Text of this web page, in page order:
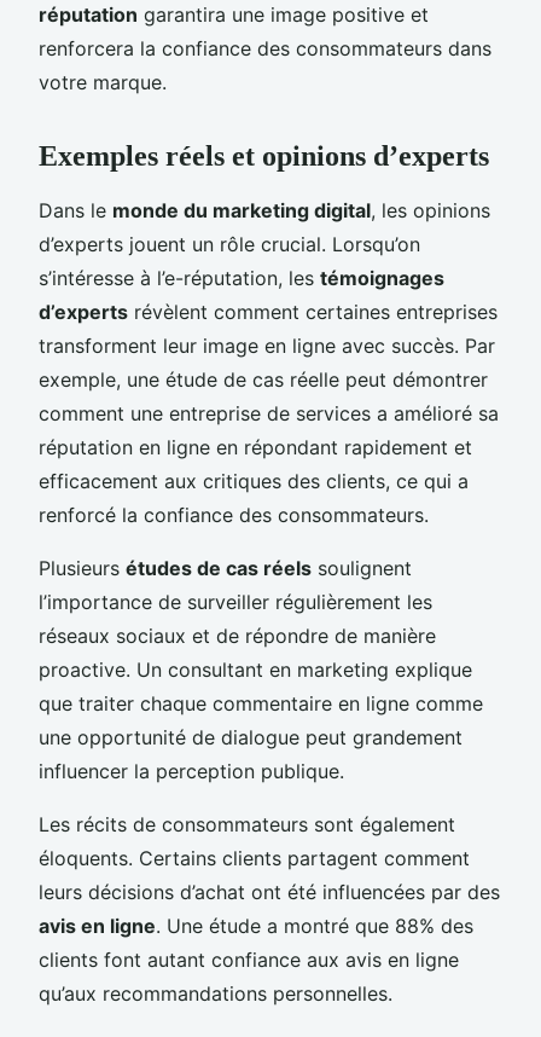
réputation garantira une image positive et
renforcera la confiance des consommateurs dans
votre marque.
Exemples réels et opinions d’experts
Dans le monde du marketing digital, les opinions
d’experts jouent un rôle crucial. Lorsqu’on
s’intéresse à l’e-réputation, les témoignages
d’experts révèlent comment certaines entreprises
transforment leur image en ligne avec succès. Par
exemple, une étude de cas réelle peut démontrer
comment une entreprise de services a amélioré sa
réputation en ligne en répondant rapidement et
efficacement aux critiques des clients, ce qui a
renforcé la confiance des consommateurs.
Plusieurs études de cas réels soulignent
l’importance de surveiller régulièrement les
réseaux sociaux et de répondre de manière
proactive. Un consultant en marketing explique
que traiter chaque commentaire en ligne comme
une opportunité de dialogue peut grandement
influencer la perception publique.
Les récits de consommateurs sont également
éloquents. Certains clients partagent comment
leurs décisions d’achat ont été influencées par des
avis en ligne. Une étude a montré que 88% des
clients font autant confiance aux avis en ligne
qu’aux recommandations personnelles.